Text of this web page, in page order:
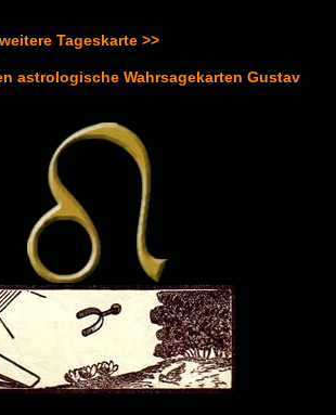
Tageskarte >>
astrologische Wahrsagekarten Gustav